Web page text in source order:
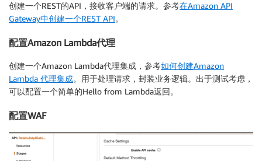
创建一个REST的API，接收客户端的请求。参考在Amazon API
Gateway中创建一个REST API。
配置Amazon Lambda代理
创建一个Amazon Lambda代理集成，参考如何创建Amazon
Lambda 代理集成。用于处理请求，封装业务逻辑。出于测试考虑，
可以配置一个简单的Hello from Lambda返回。
配置WAF